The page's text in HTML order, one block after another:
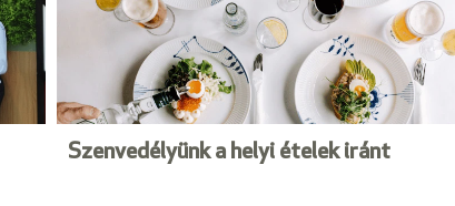
Szenvedélyünk a helyi ételek iránt